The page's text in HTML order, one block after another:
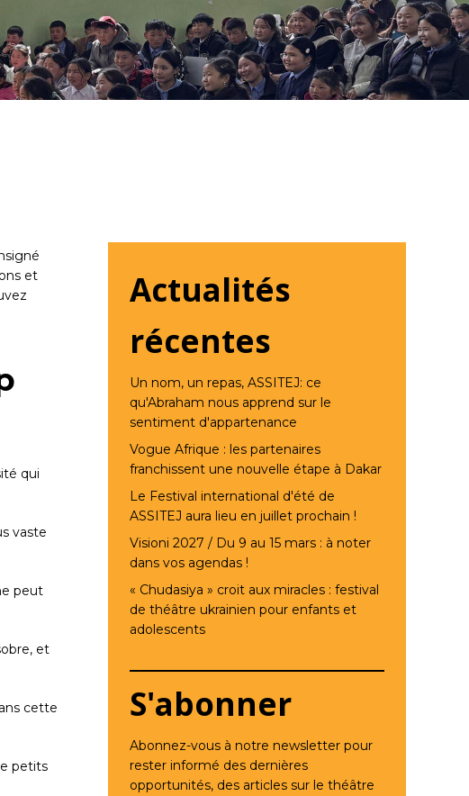
et
qui
vaste
peut
et
cette
petits
Actualités
récentes
Un nom, un repas, ASSITEJ: ce
qu'Abraham nous apprend sur le
sentiment d'appartenance
Vogue Afrique : les partenaires
franchissent une nouvelle étape à Dakar
Le Festival international d'été de
ASSITEJ aura lieu en juillet prochain !
Visioni 2027 / Du 9 au 15 mars : à noter
dans vos agendas !
« Chudasiya » croit aux miracles : festival
de théâtre ukrainien pour enfants et
adolescents
S'abonner
Abonnez-vous à notre newsletter pour
rester informé des dernières
opportunités, des articles sur le théâtre